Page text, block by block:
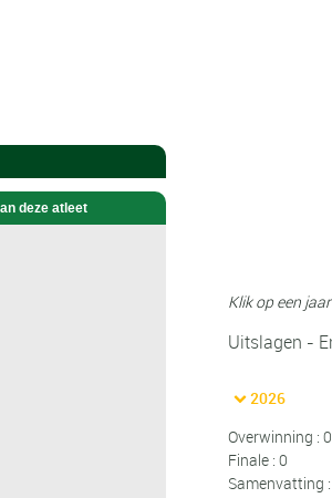
deze atleet
Klik op een
Uitslagen -
2026
Overwinning : 0
Finale : 0
Samenvatting